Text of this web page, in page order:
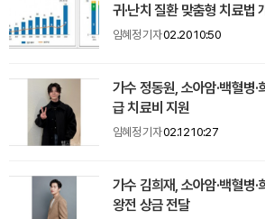
귀·난치 질환 맞춤형 치료법
임혜정 기자02.20 10:50
가수 정동원, 소아암·백혈병
급 치료비 지원
임혜정 기자02.12 10:27
가수 김희재, 소아암·백혈병
왕전 상금 전달